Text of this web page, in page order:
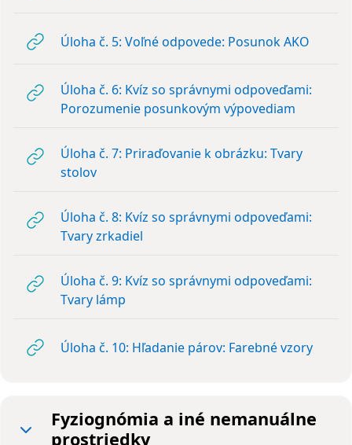
Úloha č. 5: Voľné odpovede: Posunok AKO
Úloha č. 6: Kvíz so správnymi odpoveďami:
Porozumenie posunkovým výpovediam
Úloha č. 7: Priraďovanie k obrázku: Tvary
stolovURL
Úloha č. 8: Kvíz so správnymi odpoveďami:
Tvary zrkadiel
Úloha č. 9: Kvíz so správnymi odpoveďami:
Tvary lámp
Úloha č. 10: Hľadanie párov: Farebné vzoryURL
Zbaliť
Fyziognómia a iné nemanuálne
prostriedky